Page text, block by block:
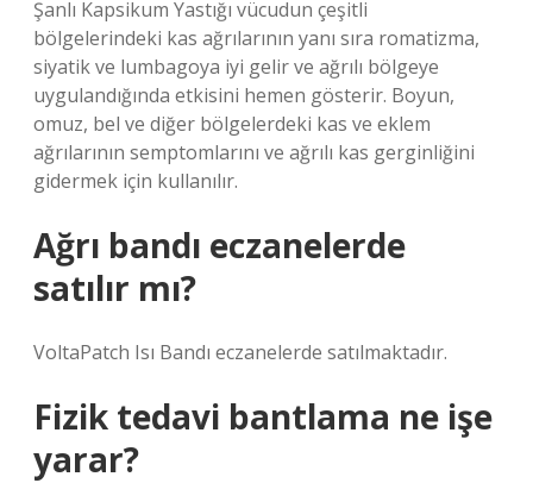
Şanlı Kapsikum Yastığı vücudun çeşitli
bölgelerindeki kas ağrılarının yanı sıra romatizma,
siyatik ve lumbagoya iyi gelir ve ağrılı bölgeye
uygulandığında etkisini hemen gösterir. Boyun,
omuz, bel ve diğer bölgelerdeki kas ve eklem
ağrılarının semptomlarını ve ağrılı kas gerginliğini
gidermek için kullanılır.
Ağrı bandı eczanelerde
satılır mı?
VoltaPatch Isı Bandı eczanelerde satılmaktadır.
Fizik tedavi bantlama ne işe
yarar?